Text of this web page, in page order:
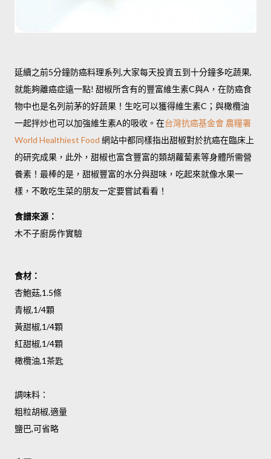
延續之前5分鐘防癌料理系列,大家每天投資五到十分鐘多吃蔬果,
就能夠離癌症遠一點! 甜椒所含有的豐富維生素C與A，在防癌食
物中也是名列前茅的好蔬果！生吃可以獲得維生素C；與橄欖油
一起拌炒也可以加強維生素A的吸收。在台灣抗癌基金會 農糧署
World Healthiest Food 網站中都同樣指出甜椒對於抗癌在臨床上
的研究成果，此外，甜椒也富含豐富的類胡蘿蔔素等身體所需營
養素！最棒的是，甜椒豐富的水分與甜味，吃起來就像水果一
樣，不敢吃生菜的朋友一定要嘗試看看！
食譜來源：
木不子廚房作實驗
食材：
杏鮑菇,1.5條
青椒,1/4顆
黃甜椒,1/4顆
紅甜椒,1/4顆
橄欖油,1茶匙
調味料：
粗粒胡椒,適量
鹽巴,可省略